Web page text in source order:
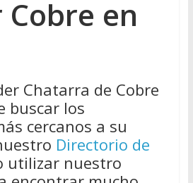
en
Chatarra de Cobre
buscar los
cercanos a su
Directorio de
utilizar nuestro